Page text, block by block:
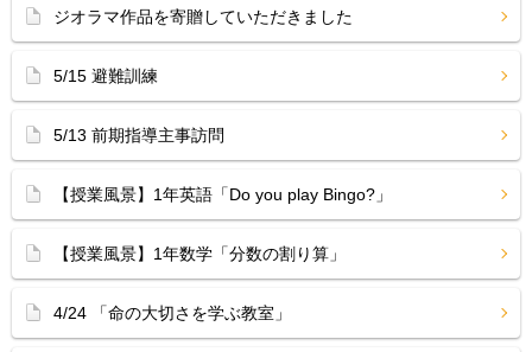
ジオラマ作品を寄贈していただきました
5/15 避難訓練
5/13 前期指導主事訪問
【授業風景】1年英語「Do you play Bingo?」
【授業風景】1年数学「分数の割り算」
4/24 「命の大切さを学ぶ教室」